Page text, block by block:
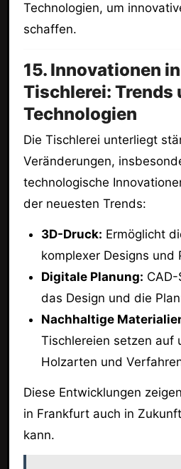
Technologien, um
schaffen.
15. Innovationen
Tischlerei: Trends
Technologien
Die Tischlerei unterliegt
Veränderungen,
technologische
der neuesten Trends:
3D-Druck: Ermöglicht
komplexer Designs und
Digitale Planung:
das Design und die
Nachhaltige
Tischlereien setzen auf
Holzarten und
Diese Entwicklungen
in Frankfurt auch in
kann.